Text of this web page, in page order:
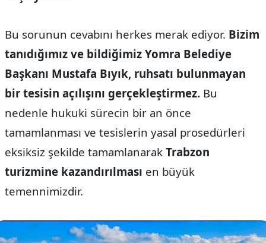
Bu sorunun cevabını herkes merak ediyor. Bizim
tanıdığımız ve bildiğimiz Yomra Belediye
Başkanı Mustafa Bıyık, ruhsatı bulunmayan
bir tesisin açılışını gerçekleştirmez. Bu
nedenle hukuki sürecin bir an önce
tamamlanması ve tesislerin yasal prosedürleri
eksiksiz şekilde tamamlanarak Trabzon
turizmine kazandırılması en büyük
temennimizdir.